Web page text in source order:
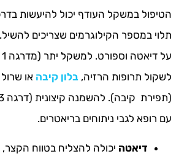
הטיפול במשקל העודף יכול להיעשות
תלוי במספר הקילוגרמים שצריכים
לשקול תרופות הרזיה, בלון קיבה או
עם רופא לגבי ניתוחים בריאטרים.
דיאטה יכולה להצליח בטווח